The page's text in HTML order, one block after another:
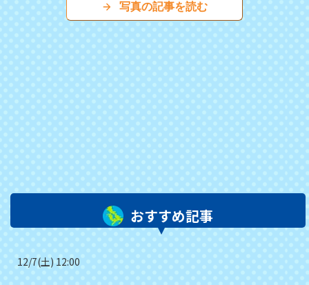
写真の記事を読む
おすすめ記事
12/7(土) 12:00